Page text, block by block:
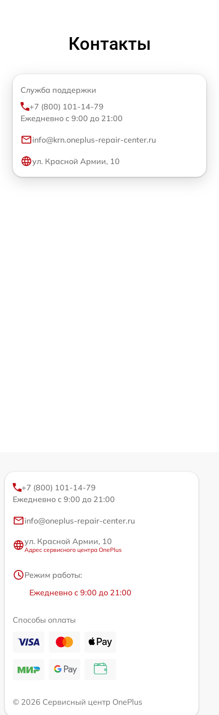
Контакты
Служба поддержки
+7 (800) 101-14-79
Ежедневно с 9:00 до 21:00
info@krn.oneplus-repair-center.ru
ул. Красной Армии, 10
+7 (800) 101-14-79
Ежедневно с 9:00 до 21:00
info@oneplus-repair-center.ru
ул. Красной Армии, 10
Адрес сервисного центра OnePlus
Режим работы:
Ежедневно с 9:00 до 21:00
Способы оплаты
© 2026 Сервисный центр OnePlus